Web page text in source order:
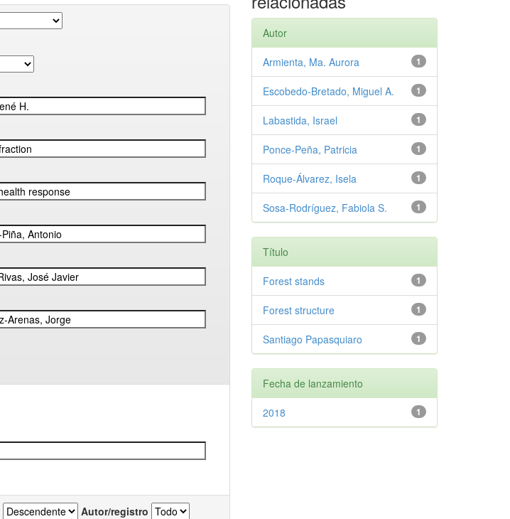
Autor/registro
Autor
1
Armienta, Ma. Aurora
1
Escobedo-Bretado, Miguel A.
1
Labastida, Israel
1
Ponce-Peña, Patricia
1
Roque-Álvarez, Isela
1
Sosa-Rodríguez, Fabiola S.
Título
1
Forest stands
1
Forest structure
1
Santiago Papasquiaro
Fecha de lanzamiento
1
2018